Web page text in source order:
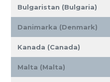
Bulgaristan (Bulgaria)
Danimarka (Denmark)
Kanada (Canada)
Malta (Malta)